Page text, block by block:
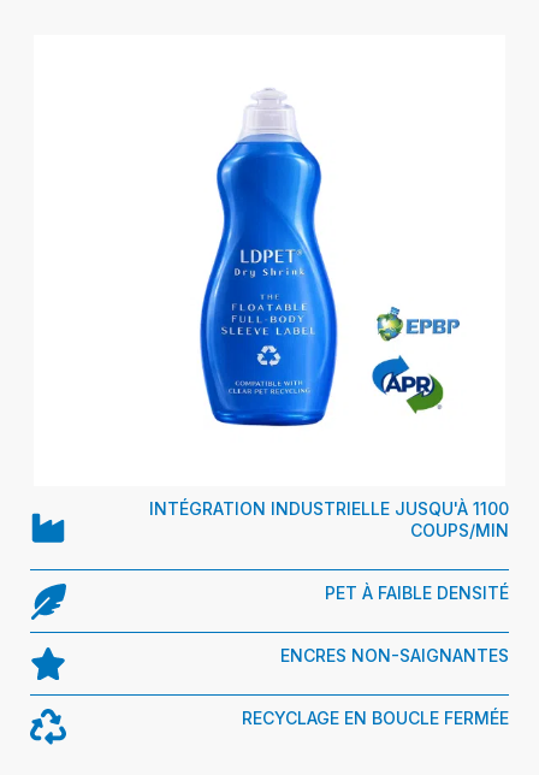
INTÉGRATION INDUSTRIELLE JUSQU'À 1100
COUPS/MIN
PET À FAIBLE DENSITÉ
ENCRES NON-SAIGNANTES
RECYCLAGE EN BOUCLE FERMÉE